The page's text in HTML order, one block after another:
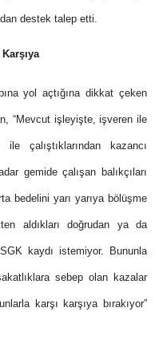
destek talep etti.
yol açtığına dikkat çeken
“Mevcut işleyişte, işveren ile
çalıştıklarından kazancı
gemide çalışan balıkçıları
bedelini yarı yarıya bölüşme
aldıkları doğrudan ya da
kaydı istemiyor. Bununla
sebep olan kazalar
karşı karşıya bırakıyor”